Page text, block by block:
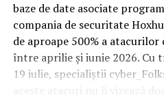
În etapa de renovare sau
care iau în calcul mocheta
cu rotație mare reduc riscul
decolorare vizibilă în punctele
o decizie care ține mai puțin
baze de date asociate
compania de securitate
de aproape 500% a
între aprilie și iunie 2026. Cu
19 iulie, specialiștii